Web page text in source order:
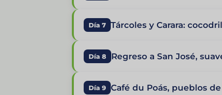
Día 7 Tárcoles y Carara:
Día 8 Regreso a San José,
Día 9 Café du Poás, pueblos